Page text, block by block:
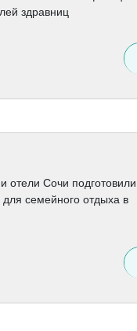
здравниц
отели Сочи подготовили
семейного отдыха в